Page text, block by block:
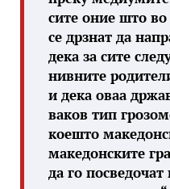
сите оние што
се дрзнат да
дека за сите
нивните
и дека оваа
ваков тип
коешто
македонските
да го посведочат